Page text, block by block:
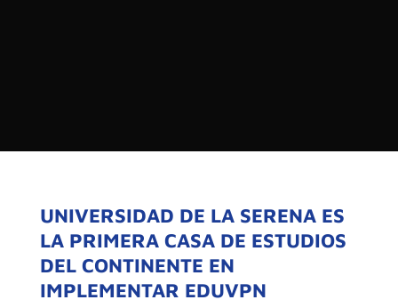
ESTADO DE CHILE
QUIENES SOMOS
MISIÓN
VISIÓN
UNIVERSIDAD DE LA SERENA ES
LA PRIMERA CASA DE ESTUDIOS
DEL CONTINENTE EN
IMPLEMENTAR EDUVPN